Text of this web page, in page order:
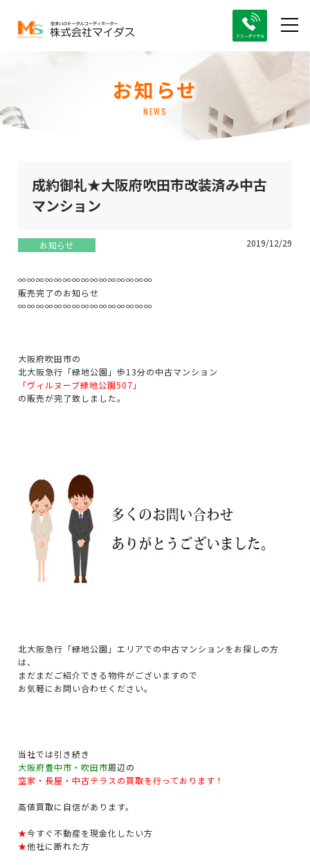
お知らせ
NEWS
成約御礼★大阪府吹田市改装済み中古
マンション
お知らせ 2019/12/29
∞∞∞∞∞∞∞∞∞∞∞∞∞∞∞
販売完了のお知らせ
∞∞∞∞∞∞∞∞∞∞∞∞∞∞∞
大阪府吹田市の
北大阪急行「緑地公園」歩13分の中古マンション
「ヴィルヌーブ緑地公園507」
の販売が完了致しました。
北大阪急行「緑地公園」エリアでの中古マンションをお探しの方
は、
まだまだご紹介できる物件がございますので
お気軽にお問い合わせください。
当社では引き続き
大阪府豊中市・吹田市周辺の
空家・長屋・中古テラスの買取を行っております！
高値買取に自信があります。
★今すぐ不動産を現金化したい方
★他社に断れた方